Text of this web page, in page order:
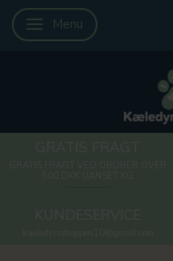
Skifte navigation
Menu